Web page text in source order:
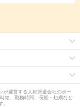
が運営する人材派遣会社のポー
給、勤務時間、長期・短期など